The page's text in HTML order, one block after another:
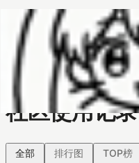
哈基榜
搜索
创建模板
返回模版
社区使用记录
全部 排行图 TOP榜